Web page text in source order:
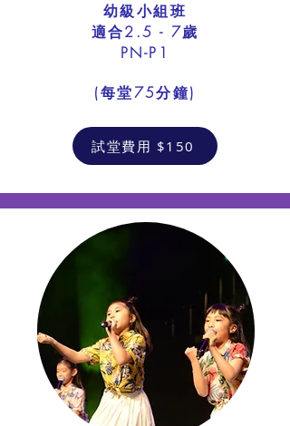
幼級小組班
適合2.5 - 7歲
PN-P1
​(每堂75分鐘)
試堂費用 $150